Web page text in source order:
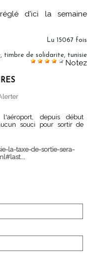
d'ici la semaine
Lu 15067 fois
timbre de solidarite tunisie
Notez
depuis début
souci pour sortir de
la-taxe-de-sortie-sera-